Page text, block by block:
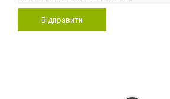
Відправити